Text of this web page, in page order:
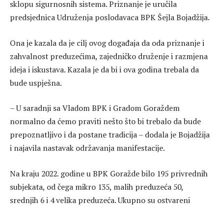
sklopu sigurnosnih sistema. Priznanje je uručila
predsjednica Udruženja poslodavaca BPK Šejla Bojadžija.
Ona je kazala da je cilj ovog događaja da oda priznanje i
zahvalnost preduzećima, zajedničko druženje i razmjena
ideja i iskustava. Kazala je da bi i ova godina trebala da
bude uspješna.
– U saradnji sa Vladom BPK i Gradom Goraždem
normalno da ćemo praviti nešto što bi trebalo da bude
prepoznatljivo i da postane tradicija – dodala je Bojadžija
i najavila nastavak održavanja manifestacije.
Na kraju 2022. godine u BPK Goražde bilo 195 privrednih
subjekata, od čega mikro 135, malih preduzeća 50,
srednjih 6 i 4 velika preduzeća. Ukupno su ostvareni